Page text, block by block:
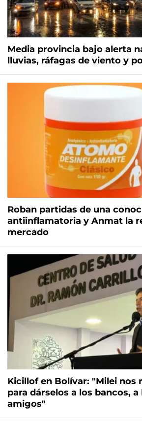
Media provincia bajo alerta
lluvias, ráfagas de viento y
Roban partidas de una
antiinflamatoria y Anmat la
mercado
Kicillof en Bolívar: "Milei nos
para dárselos a los bancos,
amigos"